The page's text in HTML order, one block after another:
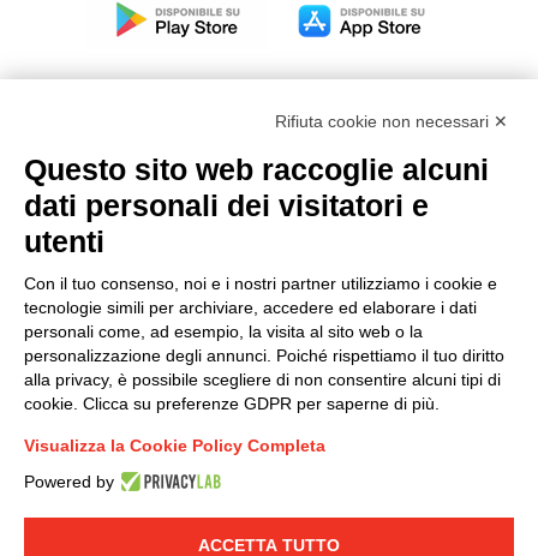
LINKEDIN YOUTUBE
Modello organizzativo, gestione e controllo – D. lgs.
231/2001
Condizioni generali di vendita DKC Power Solutions
Condizioni generali di acquisto
Codice etico
Rifiuta cookie non necessari ✕
Questo sito web raccoglie alcuni
dati personali dei visitatori e
utenti
Con il tuo consenso, noi e i nostri partner utilizziamo i cookie e
tecnologie simili per archiviare, accedere ed elaborare i dati
personali come, ad esempio, la visita al sito web o la
personalizzazione degli annunci. Poiché rispettiamo il tuo diritto
alla privacy, è possibile scegliere di non consentire alcuni tipi di
cookie. Clicca su preferenze GDPR per saperne di più.
Visualizza la Cookie Policy Completa
Powered by
ACCETTA TUTTO